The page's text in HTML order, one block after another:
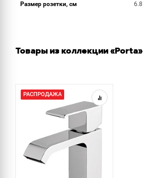
Размер розетки, см 6.8
Товары из коллекции «Porta»
РАСПРОДАЖА